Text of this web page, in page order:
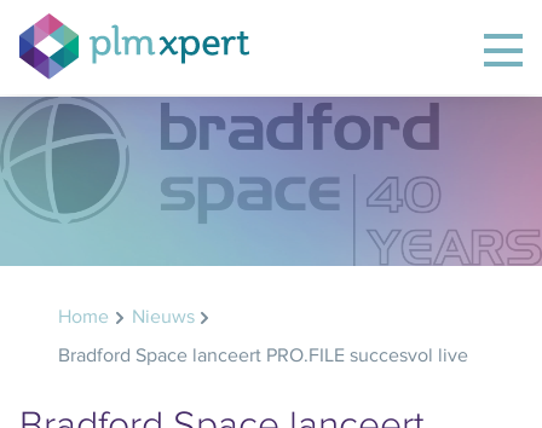
Home
Nieuws
Bradford Space lanceert PRO.FILE succesvol live